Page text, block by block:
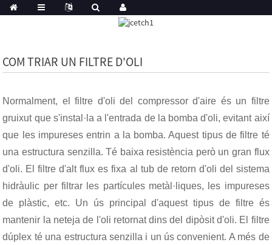
COM TRIAR UN FILTRE D'OLI
Normalment, el filtre d'oli del compressor d'aire és un filtre
gruixut que s'instal·la a l'entrada de la bomba d'oli, evitant així
que les impureses entrin a la bomba. Aquest tipus de filtre té
una estructura senzilla. Té baixa resistència però un gran flux
d'oli. El filtre d'alt flux es fixa al tub de retorn d'oli del sistema
hidràulic per filtrar les partícules metàl·liques, les impureses
de plàstic, etc. Un ús principal d'aquest tipus de filtre és
mantenir la neteja de l'oli retornat dins del dipòsit d'oli. El filtre
dúplex té una estructura senzilla i un ús convenient. A més de